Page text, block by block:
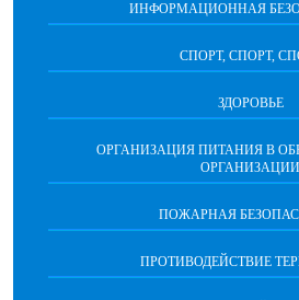
ИНФОРМАЦИОННАЯ
СПОРТ, СПОРТ,
ЗДОРОВЬЕ
ОРГАНИЗАЦИЯ ПИТАНИЯ В
ОРГАНИЗАЦИИ
ПОЖАРНАЯ
ПРОТИВОДЕЙСТВИЕ